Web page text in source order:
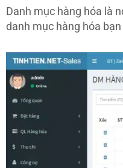
Danh mục hàng hóa là
danh mục hàng hóa